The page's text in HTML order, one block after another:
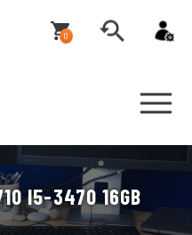
0
I5-3470 16GB